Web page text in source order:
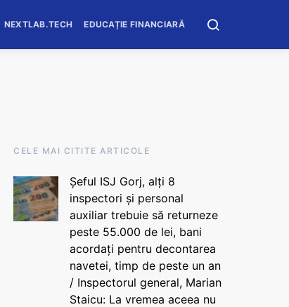
NEXTLAB.TECH EDUCAȚIE FINANCIARĂ
CELE MAI CITITE ARTICOLE
Șeful ISJ Gorj, alți 8
inspectori și personal
auxiliar trebuie să returneze
peste 55.000 de lei, bani
acordați pentru decontarea
navetei, timp de peste un an
/ Inspectorul general, Marian
Staicu: La vremea aceea nu